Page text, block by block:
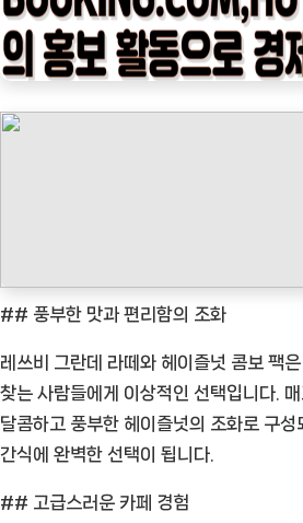
## 풍부한 맛과 편리함의 조화
레쓰비 그란데 라떼와 헤이즐넛 콤보 팩
찾는 사람들에게 이상적인 선택입니다.
달콤하고 풍부한 헤이즐넛의 조화로 구
간식에 완벽한 선택이 됩니다.
## 고급스러운 카페 경험